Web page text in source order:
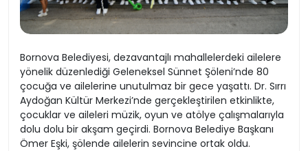
Bornova Belediyesi, dezavantajlı mahallelerdeki ailelere
yönelik düzenlediği Geleneksel Sünnet Şöleni’nde 80
çocuğa ve ailelerine unutulmaz bir gece yaşattı. Dr. Sırrı
Aydoğan Kültür Merkezi’nde gerçekleştirilen etkinlikte,
çocuklar ve aileleri müzik, oyun ve atölye çalışmalarıyla
dolu dolu bir akşam geçirdi. Bornova Belediye Başkanı
Ömer Eşki, şölende ailelerin sevincine ortak oldu.